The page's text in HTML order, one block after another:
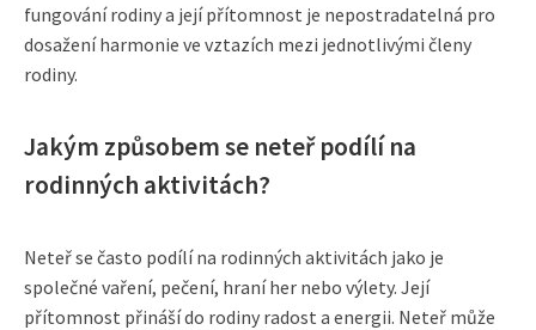
fungování rodiny a její přítomnost je nepostradatelná pro
dosažení harmonie ve vztazích mezi jednotlivými členy
rodiny.
Jakým způsobem se neteř podílí na
rodinných aktivitách?
Neteř se často podílí na rodinných aktivitách jako je
společné vaření, pečení, hraní her nebo výlety. Její
přítomnost přináší do rodiny radost a energii. Neteř může